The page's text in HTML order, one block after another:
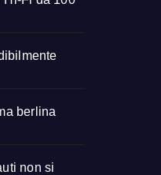
berlina
non si